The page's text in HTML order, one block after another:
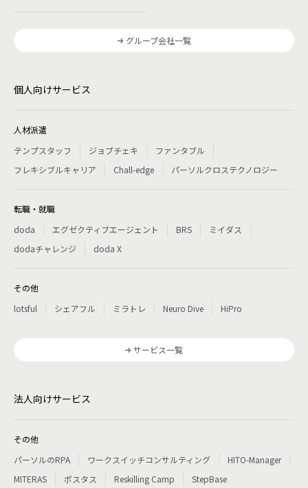
グループ会社一覧
個人向けサービス
人材派遣
テンプスタッフ
ジョブチェキ
ファンタブル
フレキシブルキャリア
Chall-edge パーソルクロステクノロジー
転職・就職
doda
エグゼクティブエージェント BRS
ミイダス
dodaチャレンジ
doda X
その他
lotsful
シェアフル ミラトレ Neuro Dive HiPro
サービス一覧
法人向けサービス
その他
パーソルのRPA
ワークスイッチコンサルティング
HITO-Manager
MITERAS
ポスタス Reskilling Camp StepBase